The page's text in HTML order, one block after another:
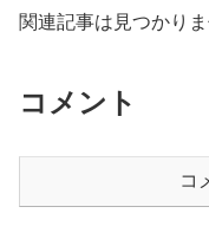
関連記事は見つかりま
コメント
コ